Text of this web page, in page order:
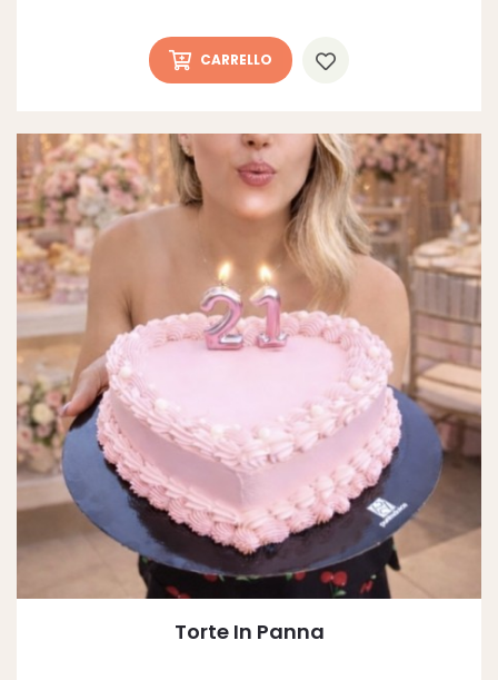
CARRELLO
Torte In Panna